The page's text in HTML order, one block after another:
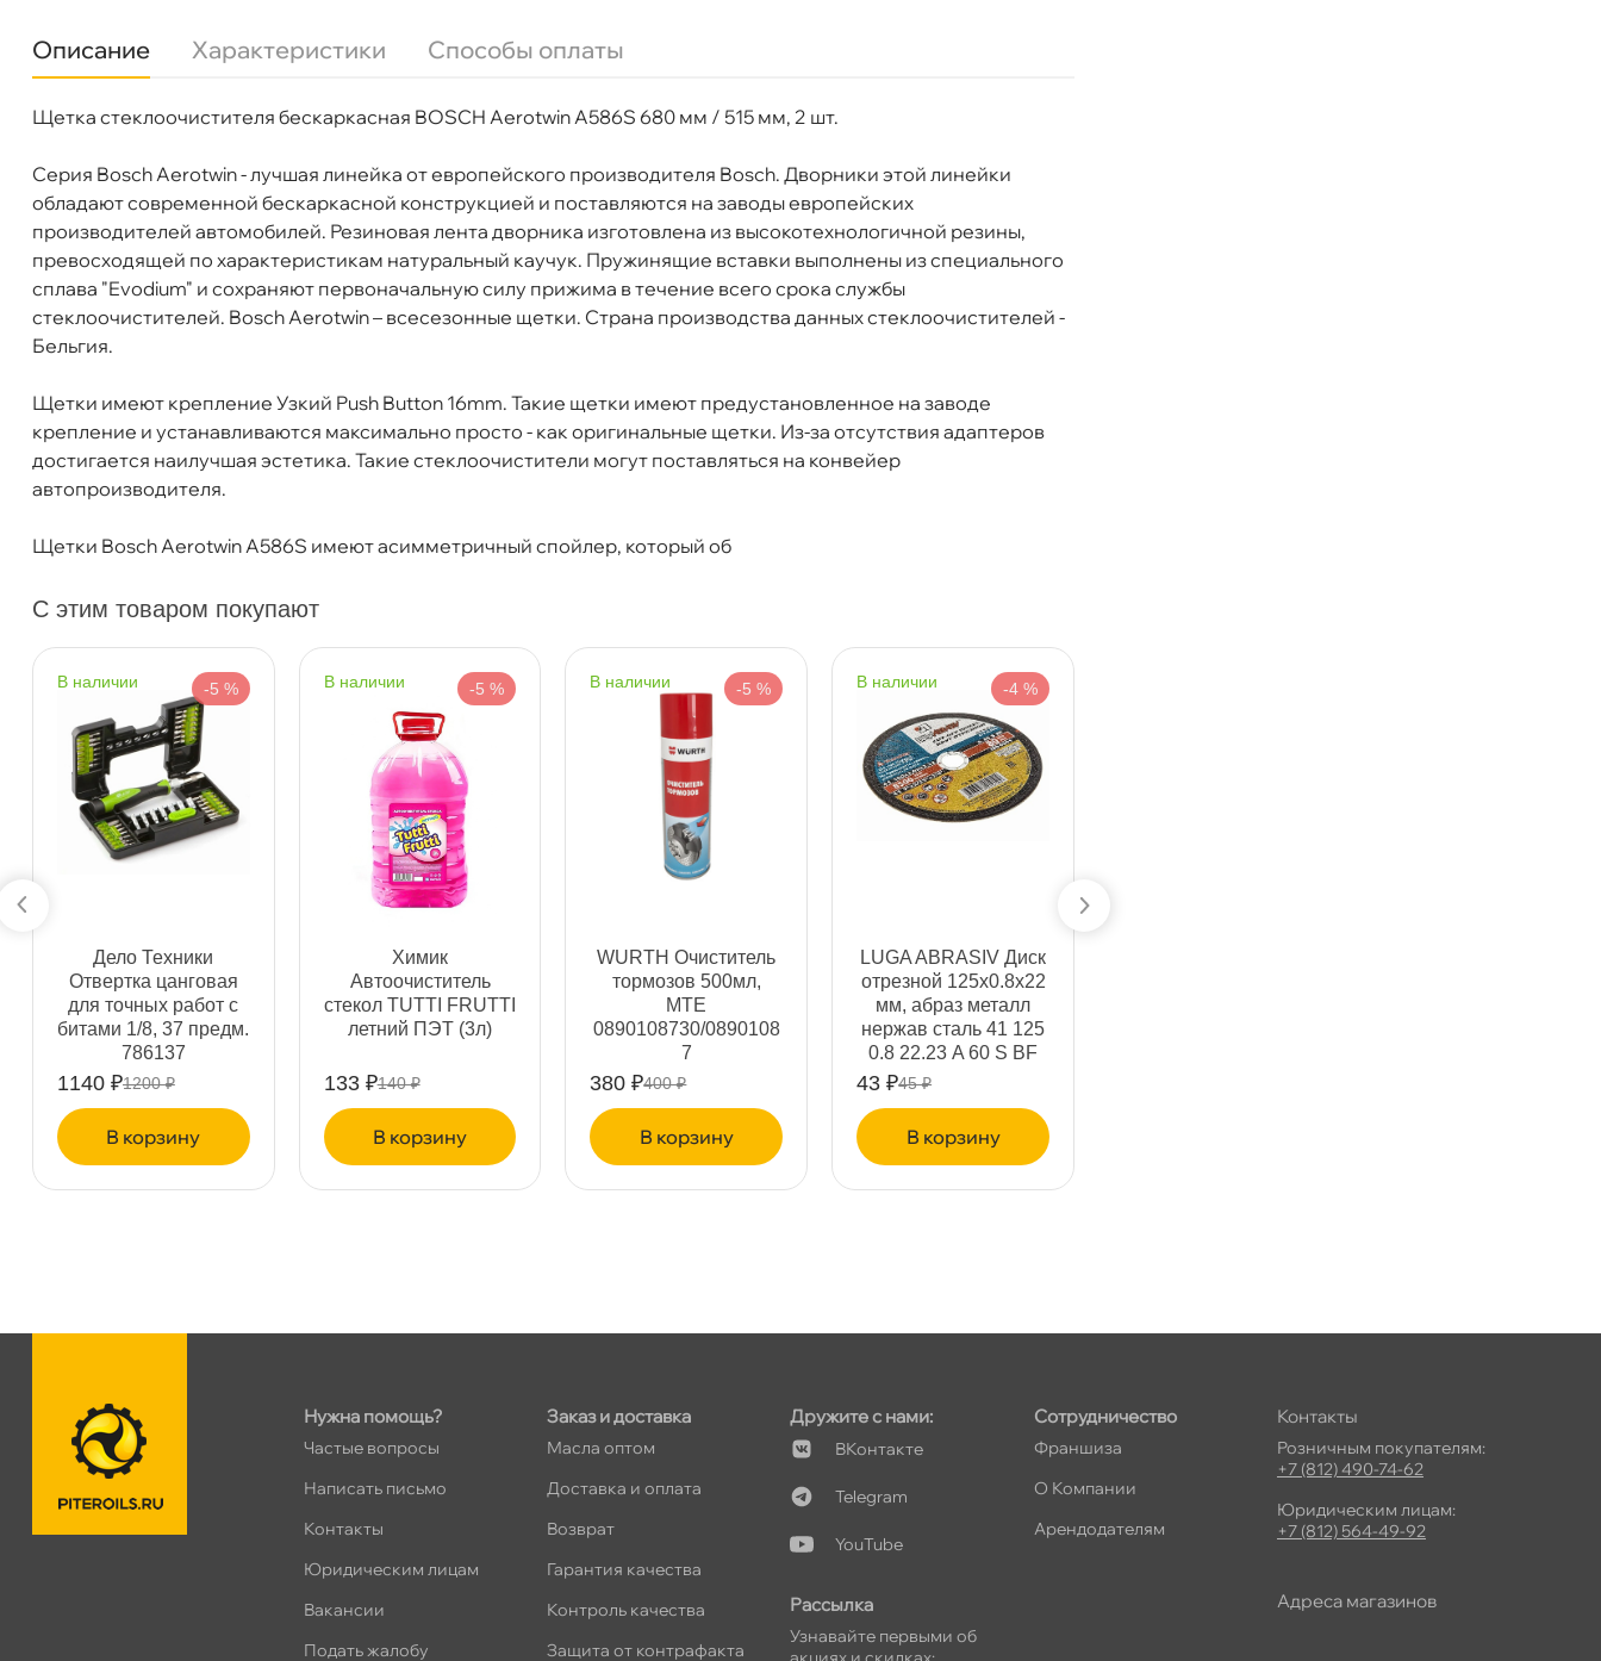
Описание Характеристики Способы оплаты
Щетка стеклоочистителя бескаркасная BOSCH Aerotwin A586S 680 мм / 515 мм, 2 шт.
Серия Bosch Aerotwin - лучшая линейка от европейского производителя Bosch. Дворники этой линейки
обладают современной бескаркасной конструкцией и поставляются на заводы европейских
производителей автомобилей. Резиновая лента дворника изготовлена из высокотехнологичной резины,
превосходящей по характеристикам натуральный каучук. Пружинящие вставки выполнены из специального
сплава "Evodium" и сохраняют первоначальную силу прижима в течение всего срока службы
стеклоочистителей. Bosch Aerotwin – всесезонные щетки. Страна производства данных стеклоочистителей -
Бельгия.
Щетки имеют крепление Узкий Push Button 16mm. Такие щетки имеют предустановленное на заводе
крепление и устанавливаются максимально просто - как оригинальные щетки. Из-за отсутствия адаптеро
достигается наилучшая эстетика. Такие стеклоочистители могут поставляться на конвейер
автопроизводителя.
Щетки Bosch Aerotwin A586S имеют асимметричный спойлер, который о
Бренд
BOSCH
Длина 1, мм
680
Длина 2, мм
515
Конструкция
Бескаркасная
Крепление
Push Button 16mm
С этим товаром покупают
наличии -5 %
Дело Техники
Отвертка цанговая
для точных работ с
итами 1/8, 37 предм.
786137
1140 ₽1200 ₽
корзину
наличии -5 %
Химик
Автоочиститель
стекол TUTTI FRUTTI
летний ПЭТ (3л)
133 ₽140 ₽
корзину
наличии -5 %
WURTH Очиститель
тормозов 500мл,
MTE
0890108730/0890108
7
380 ₽400 ₽
корзину
наличии -4 %
LUGA ABRASIV Диск
отрезной 125x0.8x22
мм, абраз металл
нержав сталь 41 125
0.8 22.23 A 60 S BF
43 ₽45 ₽
корзину
Бесплатная Сегодня, 08.08 (при заказе от 2000₽) Срочная за 2 ч – 399 ₽
ул. Салова, д. 30
0 шт
Пн-Пт09.30 - 19.00Сб-Вс10.00 - 19.00
Сегодня, бесплатно
Сегодня, бесплатно
н. Обводного канала 115
0 шт
Пн–Вс 10:00 – 21:00
Сегодня, бесплатно
пр.Науки 10к1 (2 этаж)
ПН–ВС
Ленинский пр. 92 к.1
ПН–ВС10:00 – 21:00
Сегодня, бесплатно
Дунайский 27к1Б
10:00 – 21:00
Сегодня, бесплатно
пр.Просвещения 72
Сегодня, бесплатно
Нужна помощь?
Частые вопросы
Написать письмо
Контакты
Юридическим лицам
акансии
Подать жалобу
Заказ и доставка
Масла оптом
Доставка и оплата
озврат
Гарантия качества
Контроль качества
Защита от контрафакта
Дружите с нами:
Контакте
Telegram
YouTube
Рассылка
Узнавайте первыми о
Сотрудничество
Франшиза
О Компании
Арендодателям
Контакты
Розничным покупателям:
+7 (812) 490-74-62
Юридическим лицам:
+7 (812) 564-49-92
Адреса магазино